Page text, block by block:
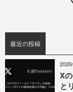
最近の投稿
X
と